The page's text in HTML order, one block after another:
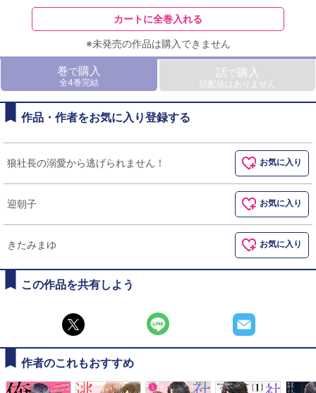
カートに全巻入れる
※未発売の作品は購入できません
巻で購入
全4巻完結
話で購入
話配信はありません
作品・作者をお気に入り登録する
狼社長の溺愛から逃げられません！ お気に入り
迎朝子 お気に入り
きたみまゆ お気に入り
この作品を共有しよう
作者のこれもおすすめ